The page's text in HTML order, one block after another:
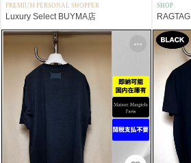
PREMIUM PERSONAL SHOPPER
Luxury Select BUYMA店
SHOP
RAGTAG